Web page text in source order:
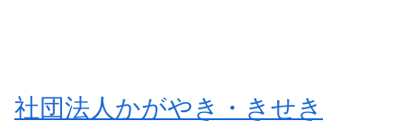
社団法人かがやき・きせき